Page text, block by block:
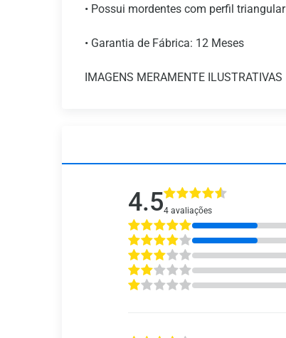
• Possui mordentes com perfil triangular
• Garantia de Fábrica: 12 Meses
IMAGENS MERAMENTE ILUSTRATIVAS
4.54 avaliações